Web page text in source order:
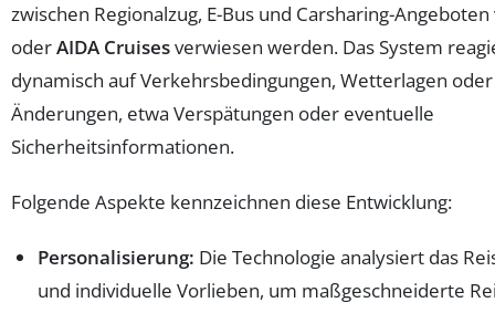
zwischen Regionalzug, E-Bus und Carsharing-
oderAIDA Cruisesverwiesen werden. Das System
dynamisch auf Verkehrsbedingungen, Wetterlagen
Änderungen, etwa Verspätungen oder eventuelle
Sicherheitsinformationen.
Folgende Aspekte kennzeichnen diese Entwicklung:
Personalisierung: Die Technologie analysiert das
und individuelle Vorlieben, um maßgeschneiderte